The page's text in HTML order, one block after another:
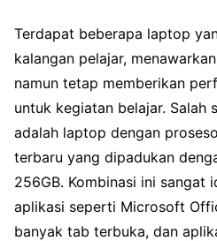
Terdapat beberapa laptop
kalangan pelajar,
namun tetap memberikan
untuk kegiatan belajar. Salah
adalah laptop dengan
terbaru yang dipadukan
256GB. Kombinasi ini sangat
aplikasi seperti Microsoft
banyak tab terbuka, dan